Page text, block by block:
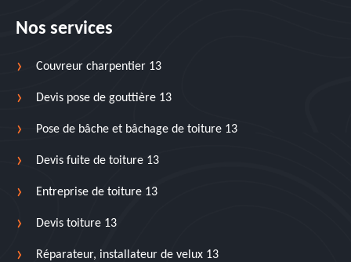
Nos services
Couvreur charpentier 13
Devis pose de gouttière 13
Pose de bâche et bâchage de toiture 13
Devis fuite de toiture 13
Entreprise de toiture 13
Devis toiture 13
Réparateur, installateur de velux 13